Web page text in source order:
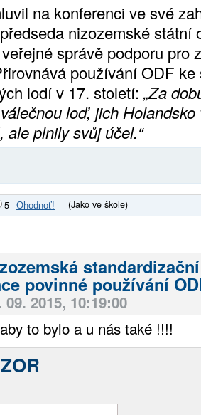
na konferenci ve své
nizozemské státní
správě podporu pro
používání ODF ke
lodí v 17. století: „Za
loď, jich
ale plnily svůj účel.“
5 (Jako ve škole)
povinné používání
09. 2015, 10:19:00
to bylo a u nás také !!!!